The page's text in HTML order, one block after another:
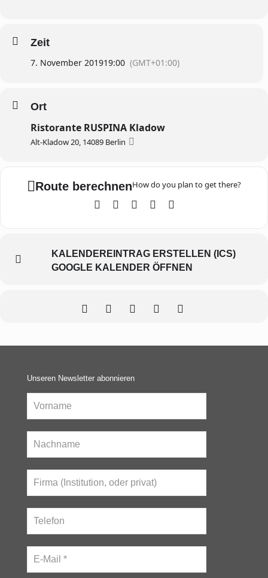
Zeit
7. November 201919:00 (GMT+01:00)
Ort
Ristorante RUSPINA Kladow
Alt-Kladow 20, 14089 Berlin
Route berechnenHow do you plan to get there?
KALENDEREINTRAG ERSTELLEN (ICS)
GOOGLE KALENDER ÖFFNEN
Unseren Newsletter abonnieren